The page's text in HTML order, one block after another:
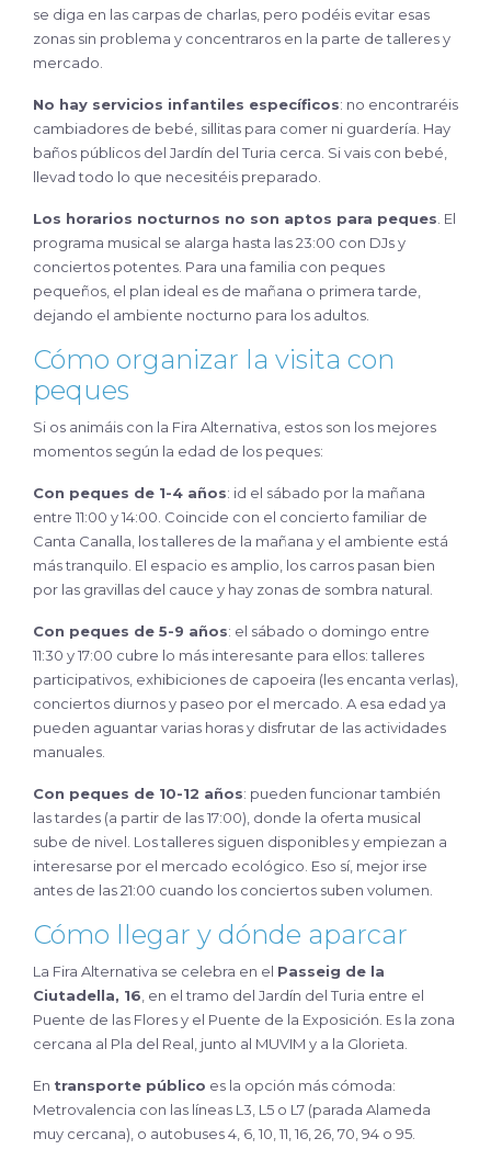
se diga en las carpas de charlas, pero podéis evitar esas
zonas sin problema y concentraros en la parte de talleres y
mercado.
No hay servicios infantiles específicos: no encontraréis
cambiadores de bebé, sillitas para comer ni guardería. Hay
baños públicos del Jardín del Turia cerca. Si vais con bebé,
llevad todo lo que necesitéis preparado.
Los horarios nocturnos no son aptos para peques . El
programa musical se alarga hasta las 23:00 con DJs y
conciertos potentes. Para una familia con peques
pequeños, el plan ideal es de mañana o primera tarde,
dejando el ambiente nocturno para los adultos.
Cómo organizar la visita con
peques
Si os animáis con la Fira Alternativa, estos son los mejores
momentos según la edad de los peques:
Con peques de 1-4 años: id el sábado por la mañana
entre 11:00 y 14:00. Coincide con el concierto familiar de
Canta Canalla, los talleres de la mañana y el ambiente está
más tranquilo. El espacio es amplio, los carros pasan bien
por las gravillas del cauce y hay zonas de sombra natural.
Con peques de 5-9 años: el sábado o domingo entre
11:30 y 17:00 cubre lo más interesante para ellos: talleres
participativos, exhibiciones de capoeira (les encanta verlas),
conciertos diurnos y paseo por el mercado. A esa edad ya
pueden aguantar varias horas y disfrutar de las actividades
manuales.
Con peques de 10-12 años: pueden funcionar también
las tardes (a partir de las 17:00), donde la oferta musical
sube de nivel. Los talleres siguen disponibles y empiezan a
interesarse por el mercado ecológico. Eso sí, mejor irse
antes de las 21:00 cuando los conciertos suben volumen.
Cómo llegar y dónde aparcar
La Fira Alternativa se celebra en el Passeig de la
Ciutadella, 16 , en el tramo del Jardín del Turia entre el
Puente de las Flores y el Puente de la Exposición. Es la zona
cercana al Pla del Real, junto al MUVIM y a la Glorieta.
En transporte público es la opción más cómoda:
Metrovalencia con las líneas L3, L5 o L7 (parada Alameda
muy cercana), o autobuses 4, 6, 10, 11, 16, 26, 70, 94 o 95.